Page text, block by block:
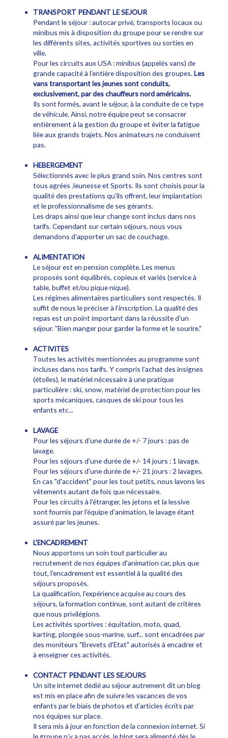
TRANSPORT PENDANT LE SEJOUR
Pendant le séjour : autocar privé, transports locaux ou
minibus mis à disposition du groupe pour se rendre sur
les différents sites, activités sportives ou sorties en
ville.
Pour les circuits aux USA : minibus (appelés vans) de
grande capacité à l’entière disposition des groupes.Les
vans transportant les jeunes sont conduits,
exclusivement, par des chauffeurs nord américains.
Ils sont formés, avant le séjour, à la conduite de ce type
de véhicule. Ainsi, notre équipe peut se consacrer
entièrement à la gestion du groupe et éviter la fatigue
liée aux grands trajets. Nos animateurs ne conduisent
pas.
HEBERGEMENT
Sélectionnés avec le plus grand soin. Nos centres sont
tous agrées Jeunesse et Sports. Ils sont choisis pour la
qualité des prestations qu'ils offrent, leur implantation
et le professionnalisme de ses gérants.
Les draps ainsi que leur change sont inclus dans nos
tarifs. Cependant sur certain séjours, nous vous
demandons d’apporter un sac de couchage.
ALIMENTATION
Le séjour est en pension complète. Les menus
proposés sont équilibrés, copieux et variés (service à
table, buffet et/ou pique nique).
Les régimes alimentaires particuliers sont respectés. Il
suffit de nous le préciser à l’inscription. La qualité des
repas est un point important dans la réussite d'un
séjour. "Bien manger pour garder la forme et le sourire."
ACTIVITES
Toutes les activités mentionnées au programme sont
incluses dans nos tarifs. Y compris l’achat des insignes
(étoiles), le matériel nécessaire à une pratique
particulière : ski, snow, matériel de protection pour les
sports mécaniques, casques de ski pour tous les
enfants etc...
LAVAGE
Pour les séjours d'une durée de +/- 7 jours : pas de
lavage.
Pour les séjours d'une durée de +/- 14 jours : 1 lavage.
Pour les séjours d'une durée de +/- 21 jours : 2 lavages.
En cas "d'accident" pour les tout petits, nous lavons les
vêtements autant de fois que nécessaire.
Pour les circuits à l'étranger, les jetons et la lessive
sont fournis par l'équipe d'animation, le lavage étant
assuré par les jeunes.
L'ENCADREMENT
Nous apportons un soin tout particulier au
recrutement de nos équipes d'animation car, plus que
tout, l'encadrement est essentiel à la qualité des
séjours proposés.
La qualification, l'expérience acquise au cours des
séjours, la formation continue, sont autant de critères
que nous privilégions.
Les activités sportives : équitation, moto, quad,
karting, plongée sous-marine, surf... sont encadrées par
des moniteurs "Brevets d'Etat" autorisés à encadrer et
à enseigner ces activités.
CONTACT PENDANT LES SEJOURS
Un site internet dédié au séjour autrement dit un blog
est mis en place afin de suivre les vacances de vos
enfants par le biais de photos et d’articles écrits par
nos équipes sur place.
Il sera mis à jour en fonction de la connexion internet. Si
le groupe n’y a pas accès, le blog sera alimenté dès le